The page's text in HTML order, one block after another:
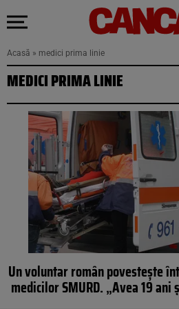
Acasă » medici prima linie
MEDICI PRIMA LINIE
Un voluntar român povestește
medicilor SMURD. „Avea 19